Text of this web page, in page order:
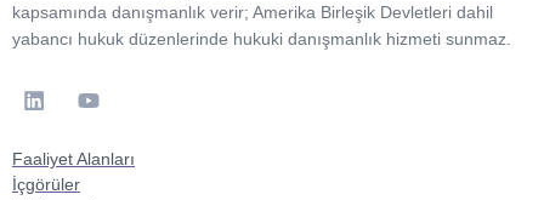
kapsamında danışmanlık verir; Amerika Birleşik Devletleri dahil
yabancı hukuk düzenlerinde hukuki danışmanlık hizmeti sunmaz.
Faaliyet Alanları
İçgörüler